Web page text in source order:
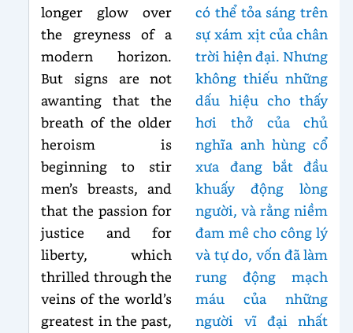
longer glow over
the greyness of a
modern horizon.
But signs are not
awanting that the
breath of the older
heroism is
beginning to stir
men’s breasts, and
that the passion for
justice and for
liberty, which
thrilled through the
veins of the world’s
greatest in the past,
có thể tỏa sáng trên
sự xám xịt của chân
trời hiện đại. Nhưng
không thiếu những
dấu hiệu cho thấy
hơi thở của chủ
nghĩa anh hùng cổ
xưa đang bắt đầu
khuấy động lòng
người, và rằng niềm
đam mê cho công lý
và tự do, vốn đã làm
rung động mạch
máu của những
người vĩ đại nhất